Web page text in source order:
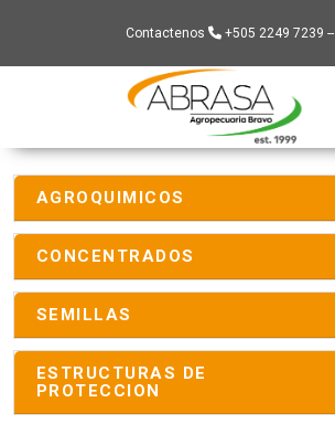
Contactenos +505 2249 7239 --
AGROQUIMICOS
CONCENTRADOS
SEMILLAS
ESTRUCTURAS DE
PROTECCION